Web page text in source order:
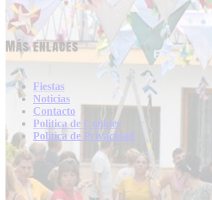
Más enlaces
Fiestas
Noticias
Contacto
Politica de Cookies
Politica de Privacidad